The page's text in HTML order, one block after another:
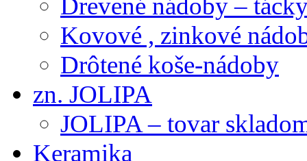
Drevené nádoby –
Kovové , zinkové
Drôtené koše-nádoby
zn. JOLIPA
JOLIPA – tovar
Keramika